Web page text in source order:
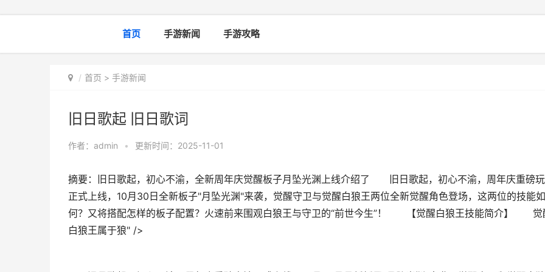
首页 手游新闻 手游攻略
首页 > 手游新闻
旧日歌起 旧日歌词
作者： admin • 更新时间：2025-11-01
摘要：旧日歌起，初心不渝，全新周年庆觉醒板子月坠光渊上线介绍了 旧日歌起，初心不渝，周年庆重磅
正式上线，10月30日全新板子"月坠光渊"来袭，觉醒守卫与觉醒白狼王两位全新觉醒角色登场，这两位的技能如
何？又将搭配怎样的板子配置？火速前来围观白狼王与守卫的“前世今生”！ 【觉醒白狼王技能简介】 觉
白狼王属于狼" />